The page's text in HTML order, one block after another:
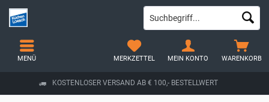
KOSTENLOSER VERSAND AB € 100,- BESTELLWERT
WARENKORB
MERKZETTEL MEIN KONTO
MENÜ